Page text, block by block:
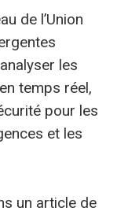
de l’Union
les
temps réel,
pour les
et les
un article de